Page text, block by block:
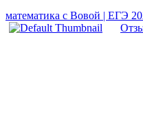
математика с Вовой | ЕГЭ